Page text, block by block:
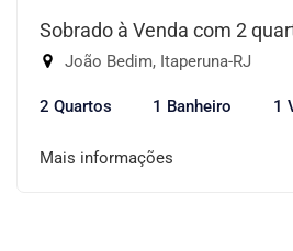
Sobrado à Venda com 2
João Bedim, Itaperuna-RJ
2 Quartos 1 Banheiro 1
Mais informações